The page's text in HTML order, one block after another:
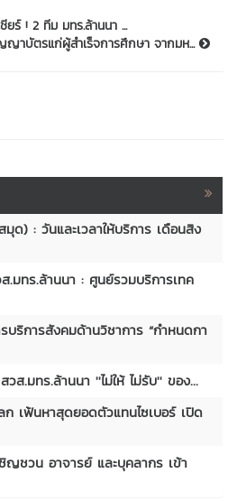
ยร์ ! 2 ทีม มทร.ล้านนา ...
าบัตรแก่ผู้สำเร็จการศึกษา จากมห...
ด) : วันและเวลาให้บริการ เดือนสิง
.มทร.ล้านนา : ศูนย์รวมบริการเทค
บริการสังคมด้านวิชาการ “กำหนดกา
ส.มทร.ล้านนา ''ไม่ให้ ไม่รับ'' ของ...
เฟ้นหาสุดยอดตัวแทนไซเบอร์ เปิด
ญชวน อาจารย์ และบุคลากร เข้า